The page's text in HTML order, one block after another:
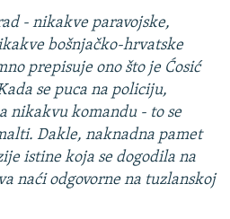
- nikakve paravojske,
bošnjačko-hrvatske
prepisuje ono što je Ćosić
se puca na policiju,
nikakvu komandu - to se
Dakle, naknadna pamet
istine koja se dogodila na
naći odgovorne na tuzlanskoj